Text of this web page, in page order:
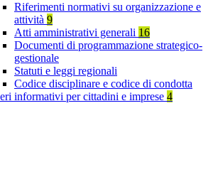
Riferimenti normativi su organizzazione e
attività 9
Atti amministrativi generali 16
Documenti di programmazione strategico-
gestionale
Statuti e leggi regionali
Codice disciplinare e codice di condotta
informativi per cittadini e imprese 4